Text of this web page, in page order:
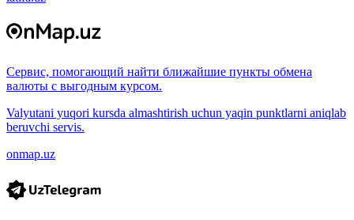
Сервис, помогающий найти ближайшие пункты обмена
валюты с выгодным курсом.
Valyutani yuqori kursda almashtirish uchun yaqin punktlarni aniqlab
beruvchi servis.
onmap.uz